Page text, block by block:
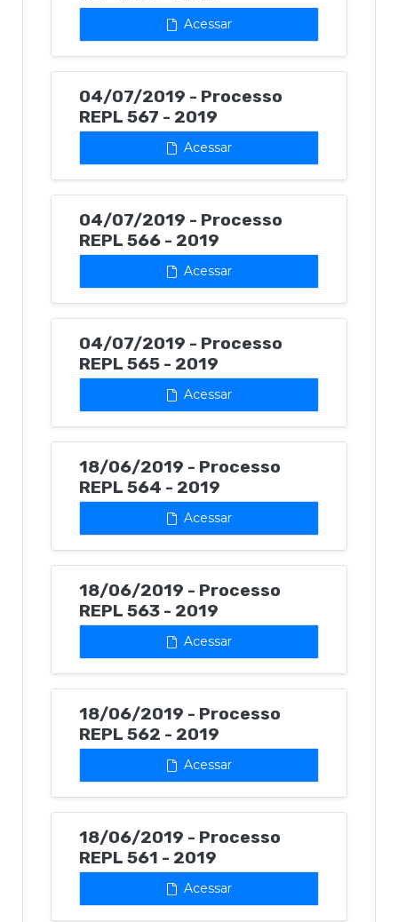
Acessar
04/07/2019 - Processo
REPL 567 - 2019
Acessar
04/07/2019 - Processo
REPL 566 - 2019
Acessar
04/07/2019 - Processo
REPL 565 - 2019
Acessar
18/06/2019 - Processo
REPL 564 - 2019
Acessar
18/06/2019 - Processo
REPL 563 - 2019
Acessar
18/06/2019 - Processo
REPL 562 - 2019
Acessar
18/06/2019 - Processo
REPL 561 - 2019
Acessar